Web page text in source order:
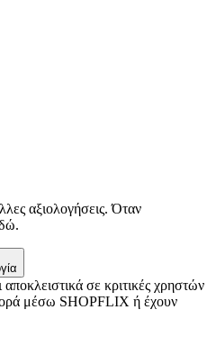
αξιολογήσεις. Όταν
σε κριτικές χρηστών
μέσω SHOPFLIX ή έχουν